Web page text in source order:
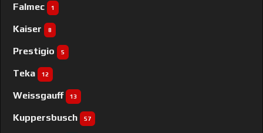
Falmec 1
Kaiser 8
Prestigio 5
Teka 12
Weissgauff 13
Kuppersbusch 57